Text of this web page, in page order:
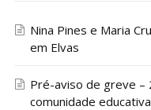
Nina Pines e Maria
em Elvas
Pré-aviso de greve –
comunidade educativa